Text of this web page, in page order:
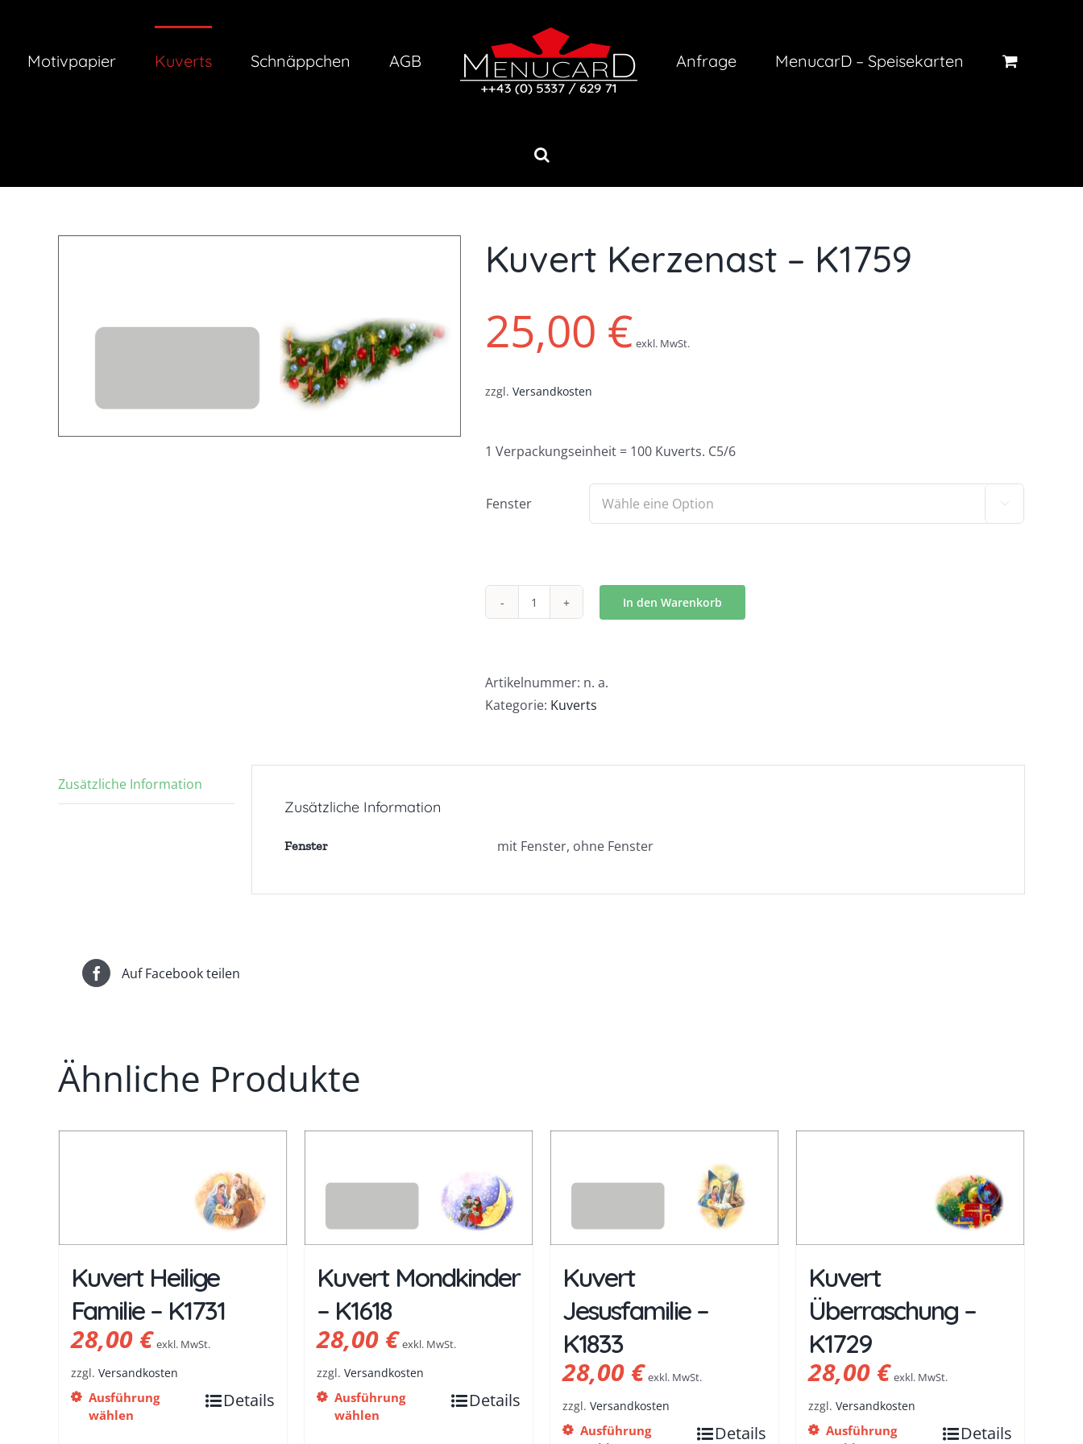
springenMotivpapier Kuverts Schnäppchen AGB Anfrage MenucarD – Speisekarten
Kuvert Kerzenast – K1759
25,00 € exkl. MwSt.
zzgl. Versandkosten
1 Verpackungseinheit = 100 Kuverts. C5/6
Fenster 
Kuvert
K1759
Menge
In den Warenkorb
Artikelnummer: n. a.
Kategorie: Kuverts
Zusätzliche Information
Zusätzliche Information
Fenster mit Fenster, ohne Fenster
Auf Facebook teilen
Ähnliche Produkte
Kuvert Heilige
Familie – K1731
28,00€ exkl. MwSt.
zzgl. Versandkosten
Ausführung
wählen
Details
Kuvert Mondkinder
– K1618
28,00€ exkl. MwSt.
zzgl. Versandkosten
Ausführung
wählen
Details
Kuvert
Jesusfamilie –
K1833
28,00€ exkl. MwSt.
zzgl. Versandkosten
Ausführung
Details
Kuvert
Überraschung –
K1729
28,00€ exkl. MwSt.
zzgl. Versandkosten
Ausführung
Details